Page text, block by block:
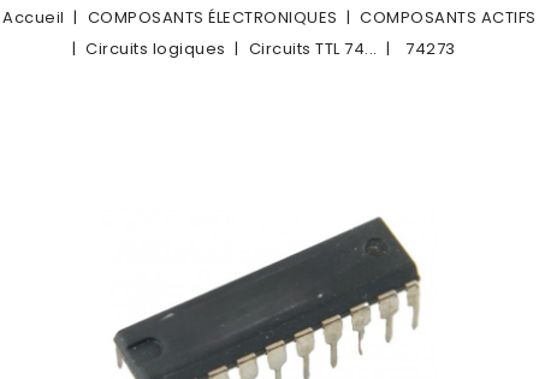
Accueil COMPOSANTS ÉLECTRONIQUES
COMPOSANTS ACTIFS
Circuits logiques
Circuits TTL 74... 74273